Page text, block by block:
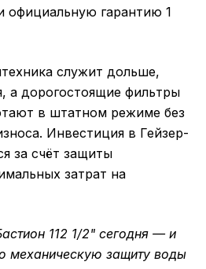
официальную гарантию 1
служит дольше,
а дорогостоящие фильтры
в штатном режиме без
Инвестиция в Гейзер-
за счёт защиты
затрат на
112 1/2" сегодня — и
механическую защиту воды